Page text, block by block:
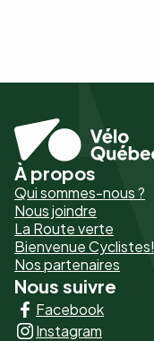
Pied
de
page
-
Liens
principaux
À propos
Qui sommes-nous ?
Nous joindre
La Route verte
Bienvenue Cyclistes!
Nos partenaires
Nous suivre
Facebook
Instagram